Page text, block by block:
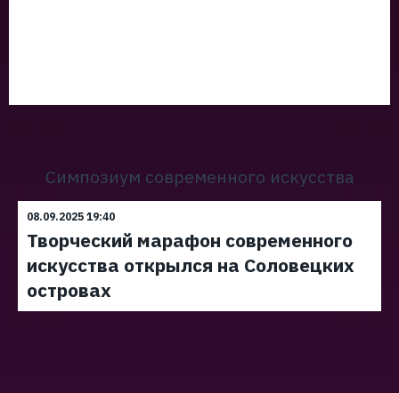
Симпозиум современного искусства
08.09.2025 19:40
Творческий марафон современного
искусства открылся на Соловецких
островах